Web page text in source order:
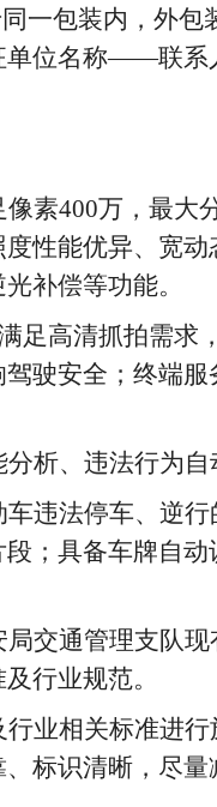
一包装内，外包
位名称——联系
素400万，最大
性能优异、宽
补偿等功能。
足高清抓拍需求
驶安全；终端服
析、违法行为自
违法停车、逆
；具备车牌自
交通管理支队
行业规范。
行业相关标准进
标识清晰，尽